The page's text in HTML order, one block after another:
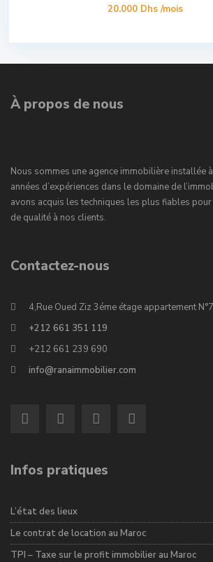
20.000 Dhs/mois
À propos de nous
Nous sommes une agence immobilière installée
années d’expériences dans le domaine de
avons acquis les techniques les plus fiables
de qualité à nos clients.
Contactez-nous
4,Rue Oued Ziz 3éme étage appartement
+212 661 351 119
+212 661 239 690
info@ranaimmobilier.com
Infos pratiques
L’état des lieux
Le contrat de location au Maroc
TPI – Taxe sur le profit immobilier au Maroc